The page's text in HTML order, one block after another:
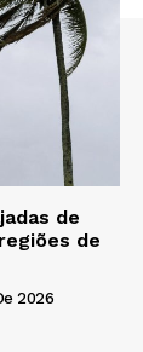
de
de
2026